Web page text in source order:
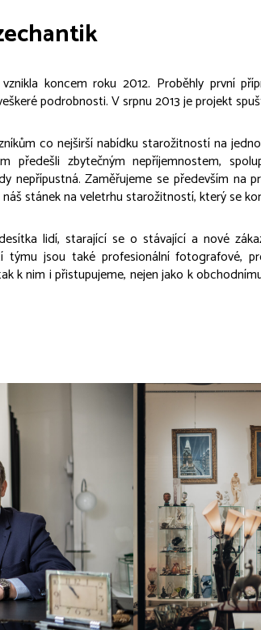
koncem roku 2012. Proběhly první
podrobnosti. V srpnu 2013 je projekt
co nejširší nabídku starožitností na
předešli zbytečným nepříjemnostem,
Zaměřujeme se především na
stánek na veletrhu starožitností, který se
lidí, starající se o stávající a nové
týmu jsou také profesionální fotografové,
k nim i přistupujeme, nejen jako k